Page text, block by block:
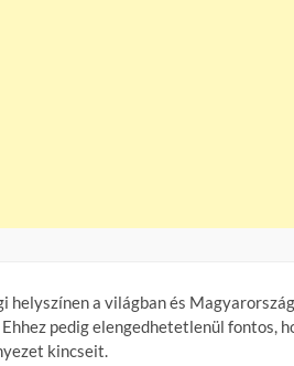
helyszínen a világban és
pedig elengedhetetlenül fontos,
kincseit.